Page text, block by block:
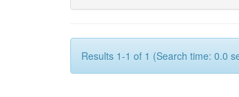
Results 1-1 of 1 (Search time: 0.0